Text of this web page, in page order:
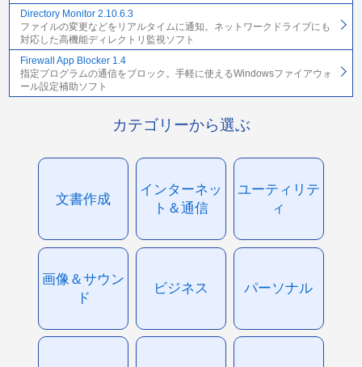
Directory Monitor 2.10.6.3
ファイルの変更などをリアルタイムに通知。ネットワークドライブにも
対応した高機能ディレクトリ監視ソフト
Firewall App Blocker 1.4
指定プログラムの通信をブロック。手軽に使えるWindowsファイアウォ
ール設定補助ソフト
カテゴリーから選ぶ
文書作成
インターネッ
ト＆通信
ユーティリテ
ィ
画像＆サウン
ド
ビジネス パーソナル